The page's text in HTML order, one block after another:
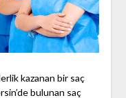
kazanan bir saç
bulunan saç